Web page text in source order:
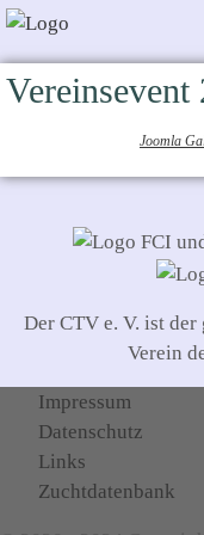
Vereinsevent
Joomla
Der CTV e. V. ist
Verein
Impressum
Datenschutz
Links
Zuchtdatenbank